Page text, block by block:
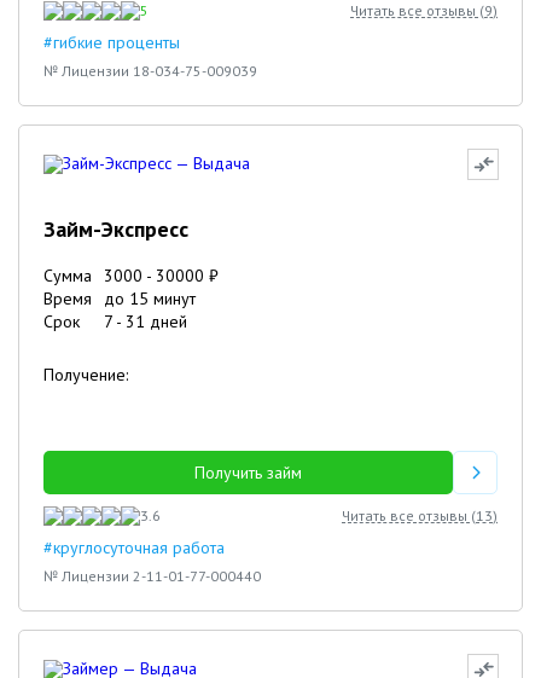
5 Читать все отзывы (9)
#гибкие проценты
№ Лицензии 18-034-75-009039
Займ-Экспресс
Сумма 3000 - 30000 ₽
Время
до 15 минут
Срок
7 - 31 дней
Получение:
Получить займ
3.6 Читать все отзывы (13)
#круглосуточная работа
№ Лицензии 2-11-01-77-000440